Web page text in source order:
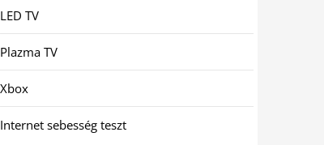
LED TV
Plazma TV
Xbox
Internet sebesség teszt